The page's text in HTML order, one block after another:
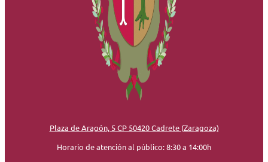
Plaza de Aragón, 5 CP 50420 Cadrete (Zaragoza)
Horario de atención al público: 8:30 a 14:00h